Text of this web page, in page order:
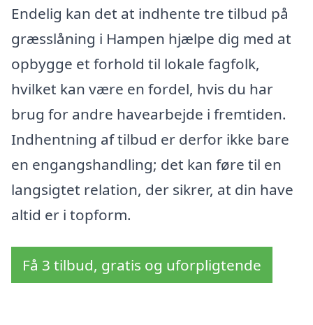
Endelig kan det at indhente tre tilbud på
græsslåning i Hampen hjælpe dig med at
opbygge et forhold til lokale fagfolk,
hvilket kan være en fordel, hvis du har
brug for andre havearbejde i fremtiden.
Indhentning af tilbud er derfor ikke bare
en engangshandling; det kan føre til en
langsigtet relation, der sikrer, at din have
altid er i topform.
Få 3 tilbud, gratis og uforpligtende